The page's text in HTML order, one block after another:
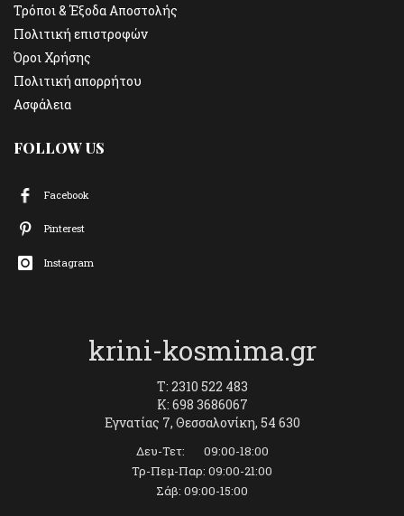
Τρόποι & Έξοδα Αποστολής
Πολιτική επιστροφών
Όροι Χρήσης
Πολιτική απορρήτου
Ασφάλεια
FOLLOW US
Facebook
Pinterest
Instagram
krini-kosmima.gr
T: 2310 522 483
K: 698 3686067
Εγνατίας 7, Θεσσαλονίκη, 54 630
Δευ-Τετ: 09:00-18:00
Τρ-Πεμ-Παρ: 09:00-21:00
Σάβ: 09:00-15:00